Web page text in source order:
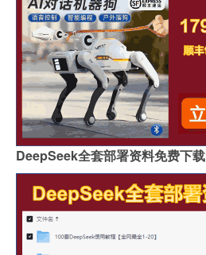
DeepSeek全套部署资料免费下载